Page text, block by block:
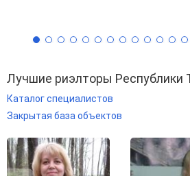
Лучшие риэлторы Республики
Каталог специалистов
Закрытая база объектов